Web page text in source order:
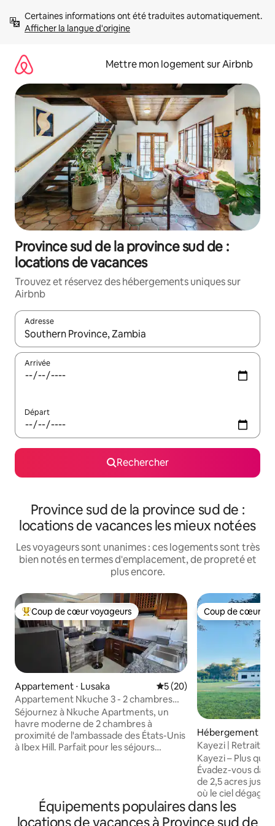
directement
Afficher la langue d'origine
Mettre mon logement sur Airbnb
Province sud de la province sud de :
locations de vacances
Trouvez et réservez des hébergements uniques sur
Airbnb
Adresse
Lorsque les résultats s'affichent, utilisez les flèches vers le
Arrivée
Départ
Rechercher
Province sud de la province sud de :
locations de vacances les mieux notées
Les voyageurs sont unanimes : ces logements sont très
bien notés en termes d'emplacement, de propreté et
plus encore.
Coups de cœur voyageurs les plus appréciés
Coup de cœur voyageurs
Appartement ⋅ Lusaka Évaluation moyenne sur la
5 (20)
Appartement Nkuche 3 - 2 chambres
modernes Haven Ibex Hill
Séjournez à Nkuche Apartments, un
havre moderne de 2 chambres à
proximité de l'ambassade des États-Unis
à Ibex Hill. Parfait pour les séjours
chambres climatisées, un lave-vaisselle,
un lave-linge, une alimentation de
Coup de cœur
Coup de cœur
Hébergement ⋅
Kayezi | Retraite
avec piscine
Kayezi – Plus
Évadez-vous
de 2,5 acres juste
où le ciel dégagé,
et le confort
idéale. Profitez de la piscine, du salon
Équipements populaires dans les